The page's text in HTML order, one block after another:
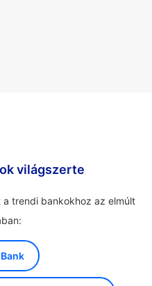
világszerte
trendi bankokhoz az elmúlt